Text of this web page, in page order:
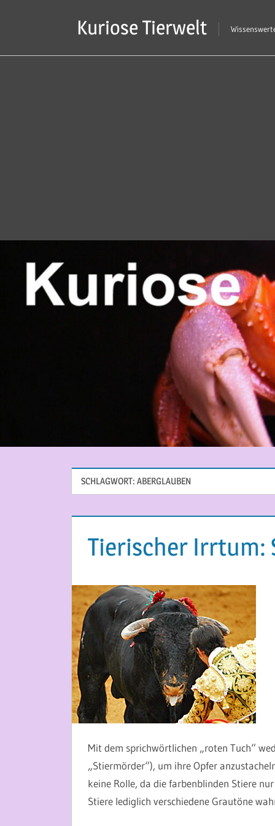
Kuriose Tierwelt
SCHLAGWORT: ABERGLAUBEN
Tierischer Irrtum:
Mit dem sprichwörtlichen „roten Tuch“
„Stiermörder“), um ihre Opfer
keine Rolle, da die farbenblinden Stiere
Stiere lediglich verschiedene Grautöne